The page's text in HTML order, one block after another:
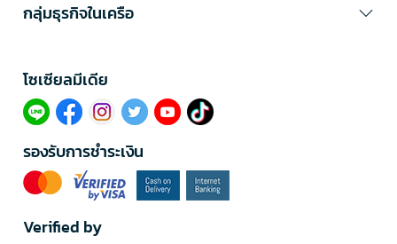
กลุ่มธุรกิจในเครือ
โซเซียลมีเดีย​
รองรับการชำระเงิน
Verified by